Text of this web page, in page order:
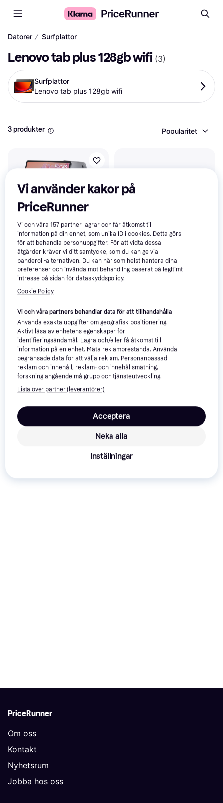
Datorer ∕ Surfplattor
Lenovo tab plus 128gb wifi (3)
Surfplattor
Lenovo tab plus 128gb wifi
3 produkter Popularitet
Lenovo Tab Plus 128GB
11.5", Android 14
2 781 kr
Från 958 kr/mån
9+ butiker
Lenovo Tab Plus WiFi, 11.5"
2000x1200 IPS 90Hz, 128
GB, GPS, Android, 2 års
garanti
222 kr
Lenovo Idea Tab Pro
8/128GB WiFi 12.7" surfplatta
2 241 kr
PriceRunner
Om oss
Kontakt
Nyhetsrum
Jobba hos oss
Vi använder kakor på
PriceRunner
Vi och våra157 partner lagrar och får åtkomst till
information på din enhet, som unika ID i cookies. Detta görs
för att behandla personuppgifter. För att vidta dessa
åtgärder kräver vi ditt samtycke, som du kan ge via
banderoll-alternativen. Du kan när som helst hantera dina
preferenser och invända mot behandling baserat på legitimt
intresse på sidan för dataskyddspolicy.
Cookie Policy
Vi och våra partners behandlar data för att tillhandahålla
Använda exakta uppgifter om geografisk positionering.
Aktivt läsa av enhetens egenskaper för
identifieringsändamål. Lagra och/eller få åtkomst till
information på en enhet. Mäta reklamprestanda. Använda
begränsade data för att välja reklam. Personanpassad
reklam och innehåll, reklam- och innehållsmätning,
forskning angående målgrupp och tjänsteutveckling.
Lista över partner (leverantörer)
Neka alla
Acceptera
Inställningar